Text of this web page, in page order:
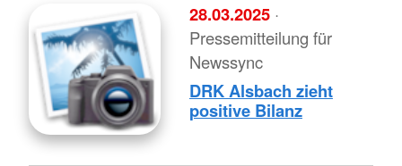
28.03.2025 ·
Pressemitteilung für
Newssync
DRK Alsbach zieht
positive Bilanz